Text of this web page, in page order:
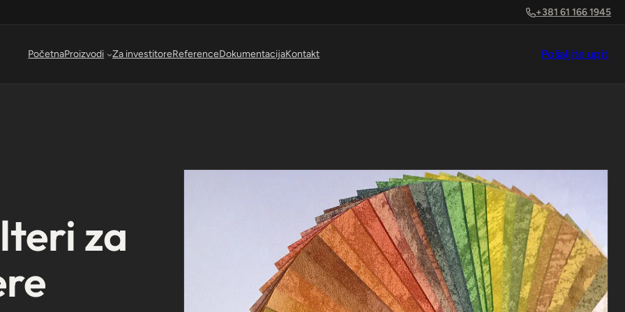
+381 61 166 1945
PočetnaProizvodi Za investitoreReferenceDokumentacijaKontakt Pošaljite upit
za